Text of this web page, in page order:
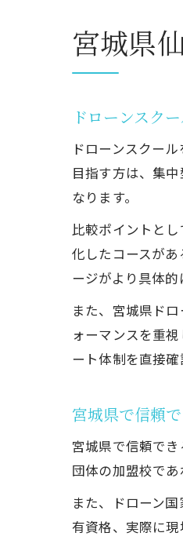
宮城県
ドローンスク
ドローンスクー
目指す方は、集
なります。
比較ポイントと
化したコースが
ージがより具体的
また、宮城県ド
ォーマンスを重
ート体制を直接確
宮城県で信頼
宮城県で信頼で
団体の加盟校で
また、ドローン
有資格、実際に